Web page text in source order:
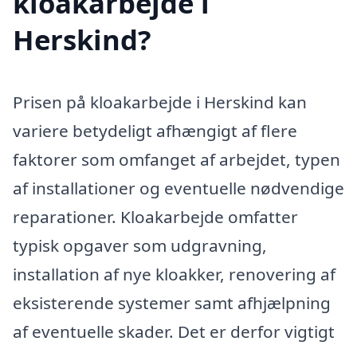
Herskind?
Prisen på kloakarbejde i Herskind kan
variere betydeligt afhængigt af flere
faktorer som omfanget af arbejdet, typen
af installationer og eventuelle nødvendige
reparationer. Kloakarbejde omfatter
typisk opgaver som udgravning,
installation af nye kloakker, renovering af
eksisterende systemer samt afhjælpning
af eventuelle skader. Det er derfor vigtigt